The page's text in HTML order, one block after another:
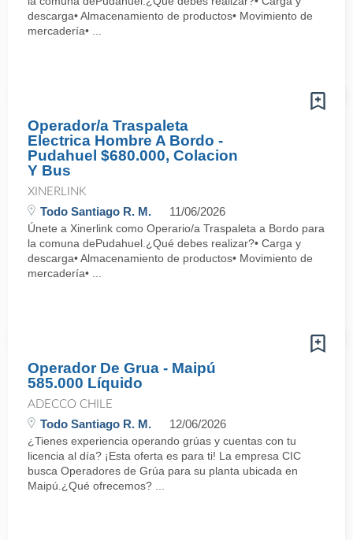
descarga• Almacenamiento de productos• Movimiento de
mercadería• ...
Operador/a Traspaleta
Electrica Hombre A Bordo -
Pudahuel $680.000, Colacion
Y Bus
XINERLINK
Todo Santiago R. M. 11/06/2026
Únete a Xinerlink como Operario/a Traspaleta a Bordo para
la comuna dePudahuel.¿Qué debes realizar?• Carga y
descarga• Almacenamiento de productos• Movimiento de
mercadería• ...
Operador De Grua - Maipú
585.000 Líquido
ADECCO CHILE
Todo Santiago R. M. 12/06/2026
¿Tienes experiencia operando grúas y cuentas con tu
licencia al día? ¡Esta oferta es para ti! La empresa CIC
busca Operadores de Grúa para su planta ubicada en
Maipú.¿Qué ofrecemos? ...